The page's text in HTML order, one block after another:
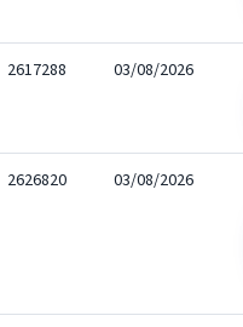
2617288 03/08/2026
2626820 03/08/2026